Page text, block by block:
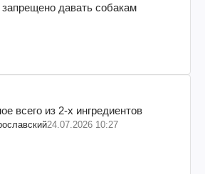
давать собакам
всего из 2-х ингредиентов
24.07.2026 10:27